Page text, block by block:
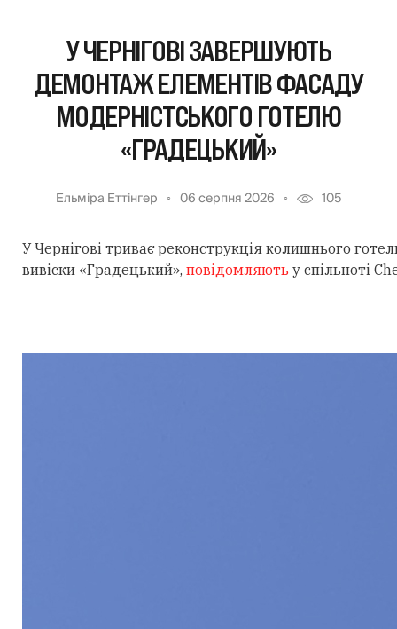
У ЧЕРНІГОВІ ЗАВЕРШУЮТЬ
ДЕМОНТАЖ ЕЛЕМЕНТІВ ФАСАДУ
МОДЕРНІСТСЬКОГО ГОТЕЛЮ
«ГРАДЕЦЬКИЙ»
Ельміра Еттінгер 06 серпня 2026 105
У Чернігові триває реконструкція колишнього
вивіски «Градецький», повідомляють у спільноті